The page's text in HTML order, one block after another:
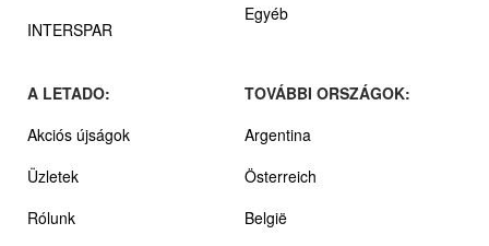
INTERSPAR
Egyéb
A LETADO:
Akciós újságok
Üzletek
Rólunk
TOVÁBBI ORSZÁGOK:
Argentina
Österreich
België